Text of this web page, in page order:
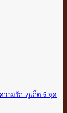
ามรัก’ ภูเก็ต 6 จุด